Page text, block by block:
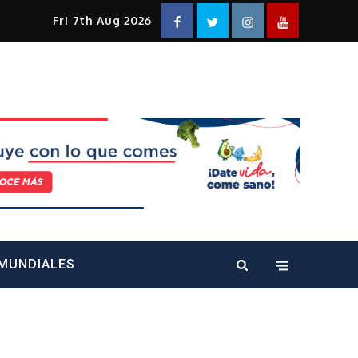
Fri 7th Aug 2026 FacebookTwitterInstagramYouTube